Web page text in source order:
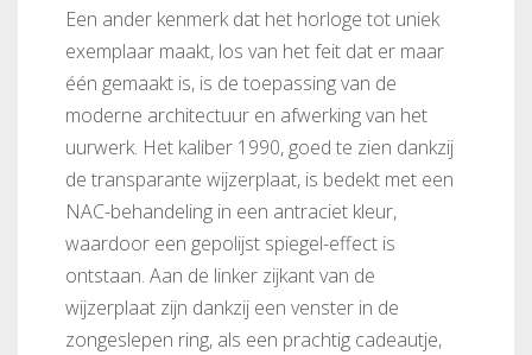
Een ander kenmerk dat het horloge tot uniek
exemplaar maakt, los van het feit dat er maar
één gemaakt is, is de toepassing van de
moderne architectuur en afwerking van het
uurwerk. Het kaliber 1990, goed te zien dankzij
de transparante wijzerplaat, is bedekt met een
NAC-behandeling in een antraciet kleur,
waardoor een gepolijst spiegel-effect is
ontstaan. Aan de linker zijkant van de
wijzerplaat zijn dankzij een venster in de
zongeslepen ring, als een prachtig cadeautje,